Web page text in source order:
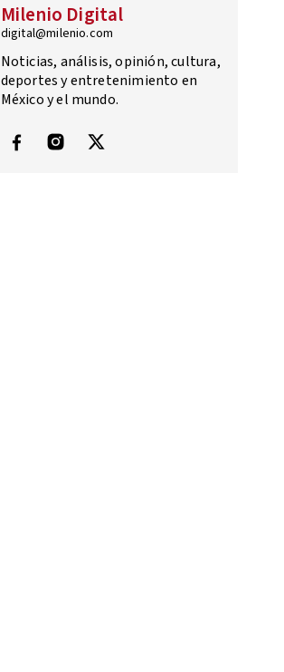
Milenio Digital
digital@milenio.com
Noticias, análisis, opinión, cultura,
deportes y entretenimiento en
México y el mundo.